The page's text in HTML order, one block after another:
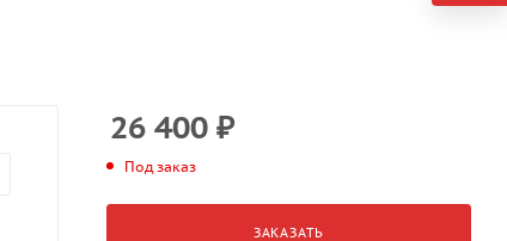
26 400 ₽
Под заказ
ЗАКАЗАТЬ